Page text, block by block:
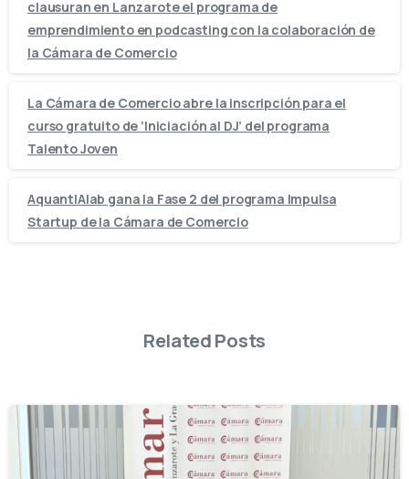
clausuran en Lanzarote el programa de
emprendimiento en podcasting con la colaboración de
la Cámara de Comercio
La Cámara de Comercio abre la inscripción para el
curso gratuito de ‘Iniciación al DJ’ del programa
Talento Joven
AquantIAlab gana la Fase 2 del programa Impulsa
Startup de la Cámara de Comercio
Related Posts